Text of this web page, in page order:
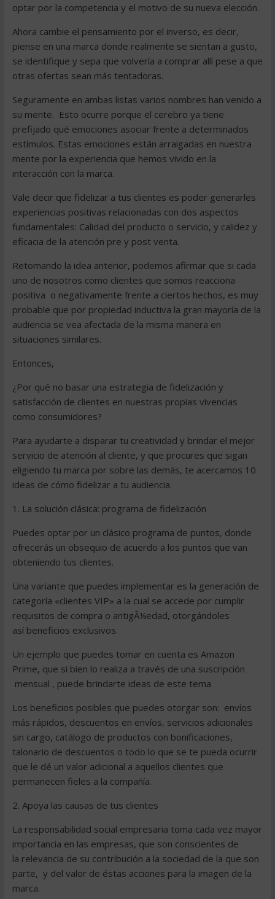
optar por la competencia y el motivo de su nueva elección.
Ahora cambie el pensamiento por el inverso, es decir,
piense en una marca donde realmente se sientan a gusto,
se identifique y sepa que volvería a comprar allí pese a que
otras ofertas sean más tentadoras.
Seguramente en ambas listas varios nombres han venido a
su mente. Esto ocurre porque el cerebro ya tiene
prefijado qué emociones asociar frente a determinados
estímulos. Estas emociones están arraigadas en nuestra
mente por la experiencia que hemos vivido en la
interacción con la marca.
Vale decir que fidelizar a tus clientes es poder generarles
experiencias positivas relacionadas con dos aspectos
fundamentales: Calidad del producto o servicio, y calidez y
eficacia de la atención pre y post venta.
Retomando la idea anterior, podemos afirmar que si cada
uno de nosotros como clientes que somos reacciona
positiva o negativamente frente a ciertos hechos, es muy
probable que por propiedad inductiva la gran mayoría de la
audiencia se vea afectada de la misma manera en
situaciones similares.
Entonces,
¿Por qué no basar una estrategia de fidelización y
satisfacción de clientes en nuestras propias vivencias
como consumidores?
Para ayudarte a disparar tu creatividad y brindar el mejor
servicio de atención al cliente, y que procures que sigan
eligiendo tu marca por sobre las demás, te acercamos 10
ideas de cómo fidelizar a tu audiencia.
1. La solución clásica: programa de fidelización
Puedes optar por un clásico programa de puntos, donde
ofrecerás un obsequio de acuerdo a los puntos que van
obteniendo tus clientes.
Una variante que puedes implementar es la generación de
categoría «clientes VIP» a la cual se accede por cumplir
requisitos de compra o antigÃ¼edad, otorgándoles
así beneficios exclusivos.
Un ejemplo que puedes tomar en cuenta es Amazon
Prime, que si bien lo realiza a través de una suscripción
mensual , puede brindarte ideas de este tema
Los beneficios posibles que puedes otorgar son: envíos
más rápidos, descuentos en envíos, servicios adicionales
sin cargo, catálogo de productos con bonificaciones,
talonario de descuentos o todo lo que se te pueda ocurrir
que le dé un valor adicional a aquellos clientes que
permanecen fieles a la compañía.
2. Apoya las causas de tus clientes
La responsabilidad social empresaria toma cada vez mayor
importancia en las empresas, que son conscientes de
la relevancia de su contribución a la sociedad de la que son
parte, y del valor de éstas acciones para la imagen de la
marca.